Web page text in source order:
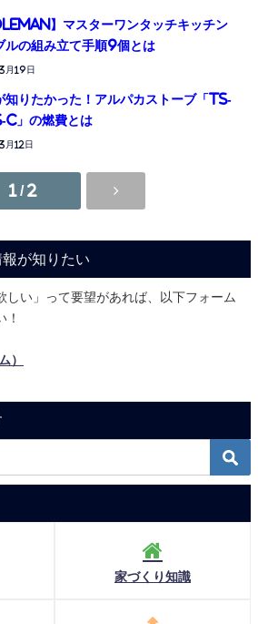
】マスターワンタッチキッチン
ルの組み立て手順9個とは
月19日
知りたかった！アルパカストーブ「TS-
C」の燃費とは
月12日
1 / 2
報が知りたい
しい」って要望があれば、以下フォーム
！
）
家づくり知識